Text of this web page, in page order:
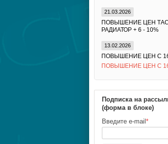
21.03.2026
ПОВЫШЕНИЕ ЦЕН
РАДИАТОР + 6 - 10%
13.02.2026
ПОВЫШЕНИЕ ЦЕН С
ПОВЫШЕНИЕ ЦЕН С
Подписка на
(форма в блоке)
Введите e-mail *